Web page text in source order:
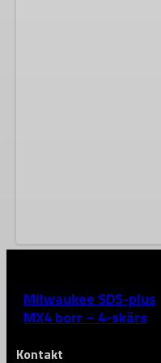
Milwaukee SDS-plus
MX4 borr – 4-skärs
Kontakt